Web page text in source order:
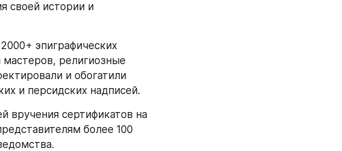
своей истории и
эпиграфических
мастеров, религиозные
и обогатили
и персидских надписей.
вручения сертификатов на
более 100